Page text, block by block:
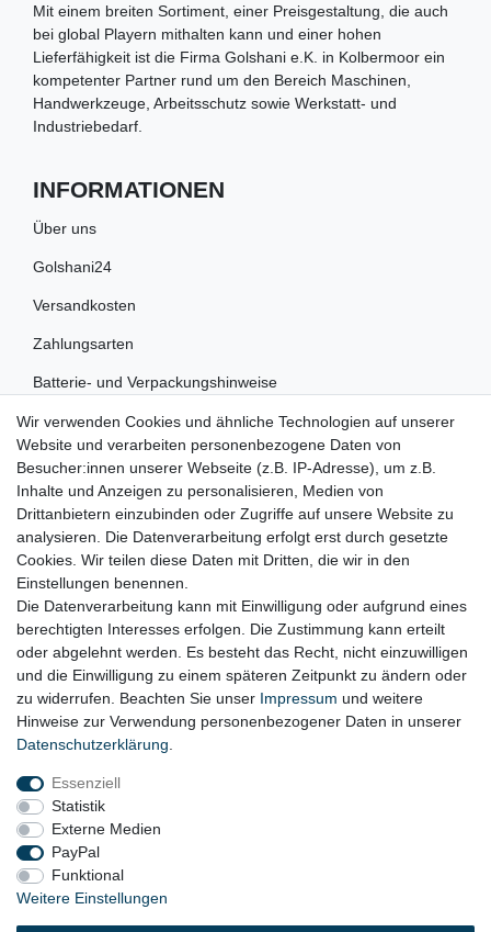
Mit einem breiten Sortiment, einer Preisgestaltung, die auch
bei global Playern mithalten kann und einer hohen
Lieferfähigkeit ist die Firma Golshani e.K. in Kolbermoor ein
kompetenter Partner rund um den Bereich Maschinen,
Handwerkzeuge, Arbeitsschutz sowie Werkstatt- und
Industriebedarf.
INFORMATIONEN
Über uns
Golshani24
Versandkosten
Zahlungsarten
Batterie- und Verpackungshinweise
RECHTLICHES
Impressum
Datenschutz
Widerrufsrecht
AGB
Widerrufsformular
KONTAKT
Tel.: 08031-23444-0
info@werkzeugfundgrube.de
Wir verwenden Cookies und ähnliche Technologien auf unserer
Website und verarbeiten personenbezogene Daten von
Besucher:innen unserer Webseite (z.B. IP-Adresse), um z.B.
Inhalte und Anzeigen zu personalisieren, Medien von
Drittanbietern einzubinden oder Zugriffe auf unsere Website zu
analysieren. Die Datenverarbeitung erfolgt erst durch gesetzte
Cookies. Wir teilen diese Daten mit Dritten, die wir in den
Einstellungen benennen.
Die Datenverarbeitung kann mit Einwilligung oder aufgrund eines
berechtigten Interesses erfolgen. Die Zustimmung kann erteilt
oder abgelehnt werden. Es besteht das Recht, nicht einzuwilligen
und die Einwilligung zu einem späteren Zeitpunkt zu ändern oder
zu widerrufen. Beachten Sie unser Impressum und weitere
Hinweise zur Verwendung personenbezogener Daten in unserer
Daten­schutz­erklärung
Essenziell
Statistik
Externe Medien
PayPal
Funktional
Weitere Einstellungen